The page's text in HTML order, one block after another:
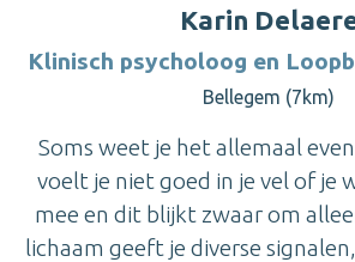
Karin
Klinisch psycholoog en
Bellegem (7km)
Soms weet je het allemaal
voelt je niet goed in je vel of je
mee en dit blijkt zwaar om
lichaam geeft je diverse